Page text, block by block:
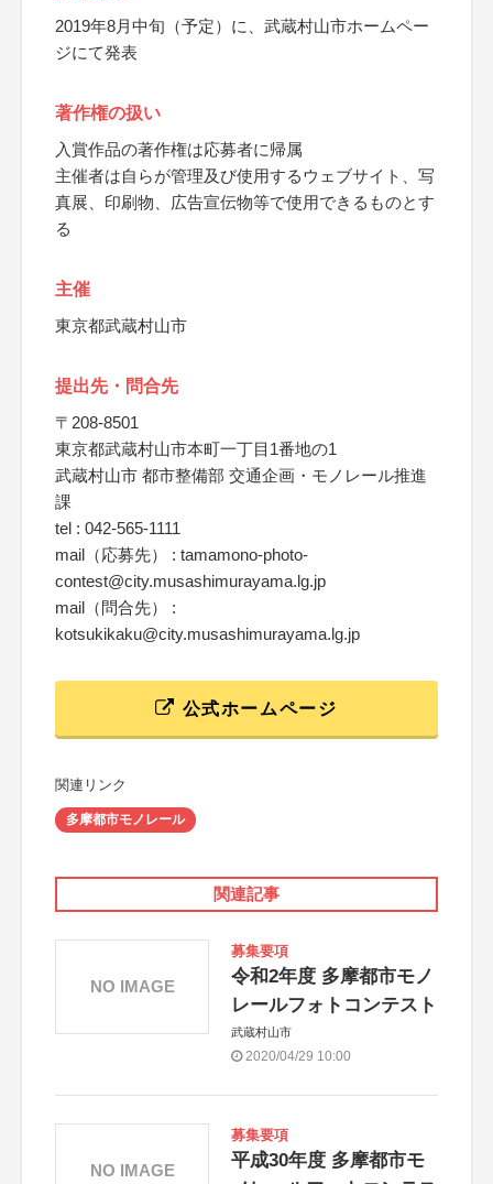
2019年8月中旬（予定）に、武蔵村山市ホームペー
ジにて発表
著作権の扱い
入賞作品の著作権は応募者に帰属
主催者は自らが管理及び使用するウェブサイト、写
真展、印刷物、広告宣伝物等で使用できるものとす
る
主催
東京都武蔵村山市
提出先・問合先
〒208-8501
東京都武蔵村山市本町一丁目1番地の1
武蔵村山市 都市整備部 交通企画・モノレール推進
課
tel : 042-565-1111
mail（応募先） : tamamono-photo-
contest@city.musashimurayama.lg.jp
mail（問合先） :
kotsukikaku@city.musashimurayama.lg.jp
公式ホームページ
関連リンク
多摩都市モノレール
関連記事
募集要項
令和2年度 多摩都市モノ
レールフォトコンテスト
武蔵村山市
2020/04/29 10:00
NO IMAGE
募集要項
平成30年度 多摩都市モ
NO IMAGE